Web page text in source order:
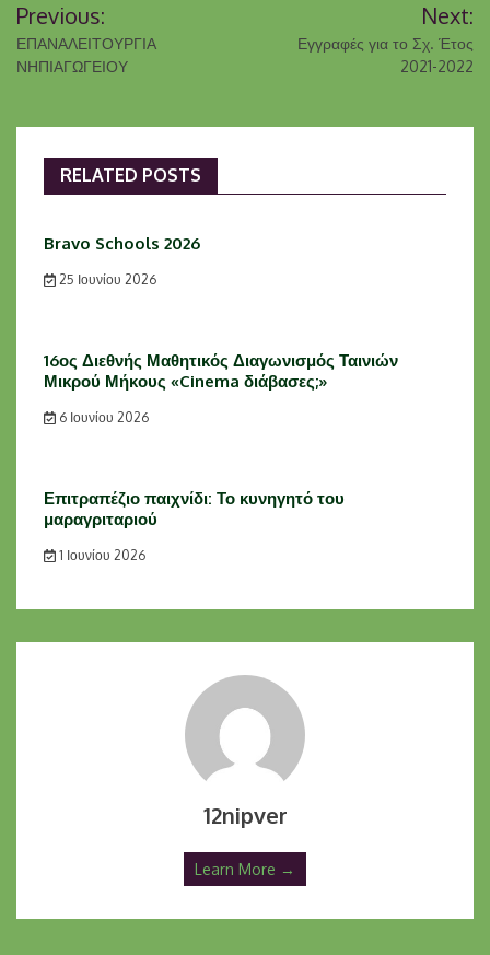
άρθρων
Previous:
ΕΠΑΝΑΛΕΙΤΟΥΡΓΙΑ
ΝΗΠΙΑΓΩΓΕΙΟΥ
Next:
Εγγραφές για το Σχ. Έτος
2021-2022
RELATED POSTS
Bravo Schools 2026
25 Ιουνίου 2026
16ος Διεθνής Μαθητικός Διαγωνισμός Ταινιών
Μικρού Μήκους «Cinema διάβασες;»
6 Ιουνίου 2026
Επιτραπέζιο παιχνίδι: Το κυνηγητό του
μαραγριταριού
1 Ιουνίου 2026
12nipver
Learn More →